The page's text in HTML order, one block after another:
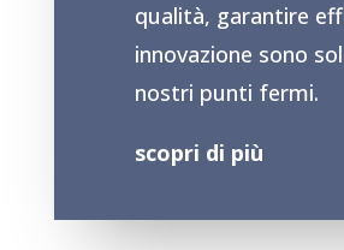
qualità, garantire
innovazione sono
nostri punti fermi.
scopri di più